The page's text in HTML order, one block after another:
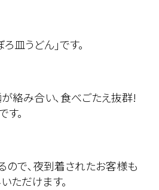
皿うどん｣です。
絡み合い､食べごたえ抜群!
。
ので､夜到着されたお客様も
ただけます。